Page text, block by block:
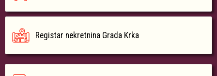
Registar nekretnina Grada Krka